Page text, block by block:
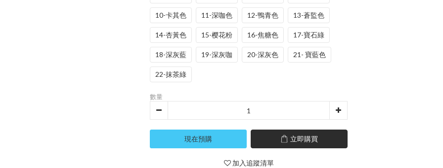
10-卡其色 11-深咖色 12-鴨青色 13-蒼監色
14-杏黃色 15-樱花粉 16-焦糖色 17-寶石綠
18-深灰藍 19-深灰咖 20-深灰色 21- 寶藍色
22-抹茶綠
數量
現在預購 立即購買
加入追蹤清單